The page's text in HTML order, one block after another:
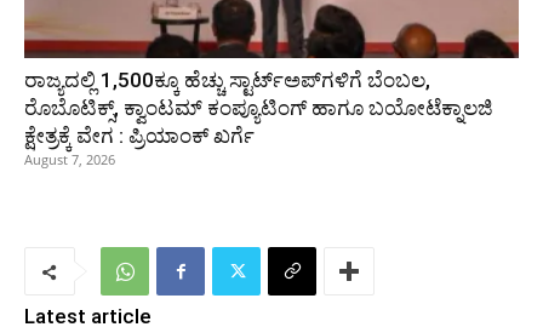
ರಾಜ್ಯದಲ್ಲಿ 1,500ಕ್ಕೂ ಹೆಚ್ಚು ಸ್ಟಾರ್ಟ್‌ಅಪ್‌ಗಳಿಗೆ ಬೆಂಬಲ,
ರೊಬೊಟಿಕ್ಸ್, ಕ್ವಾಂಟಮ್ ಕಂಪ್ಯೂಟಿಂಗ್ ಹಾಗೂ ಬಯೋಟೆಕ್ನಾಲಜಿ
ಕ್ಷೇತ್ರಕ್ಕೆ ವೇಗ : ಪ್ರಿಯಾಂಕ್‌ ಖರ್ಗೆ
August 7, 2026
Latest article